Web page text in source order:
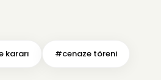
kararı #cenaze töreni